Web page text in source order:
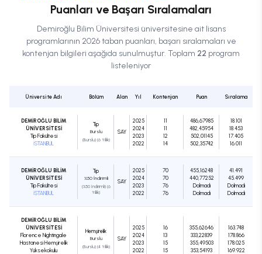
Puanları ve Başarı Sıralamaları
Demiroğlu Bilim Üniversitesi üniversitesine ait lisans
programlarının 2026 taban puanları, başarı sıralamaları ve
kontenjan bilgileri aşağıda sunulmuştur. Toplam 22 program
listeleniyor
Üniversite Adı Bölüm Alan Yıl Kontenjan Puan Sıralama
DEMİROĞLU BİLİM
ÜNİVERSİTESİ
Tıp Fakültesi
İSTANBUL
Tıp
Burslu
(Burslu) (6 Yıllık)
SAY
2025
2024
2023
2022
11
11
12
14
486,67985
482,45954
502,01145
502,35742
18.101
18.453
17.405
16.011
DEMİROĞLU BİLİM
ÜNİVERSİTESİ
Tıp Fakültesi
İSTANBUL
Tıp
%50 İndirimli
(%50 İndirimli) (6
Yıllık)
SAY
2025
2024
2023
2022
70
70
76
76
455,16248
440,77252
Dolmadı
Dolmadı
41.491
45.499
Dolmadı
Dolmadı
DEMİROĞLU BİLİM
ÜNİVERSİTESİ
Florence Nightingale
Hastanesi Hemşirelik
Yüksekokulu
Hemşirelik
Burslu
(Burslu) (4 Yıllık)
SAY
2025
2024
2023
2022
16
13
15
15
355,62646
333,22839
355,49503
353,54193
163.748
178.866
178.025
169.922